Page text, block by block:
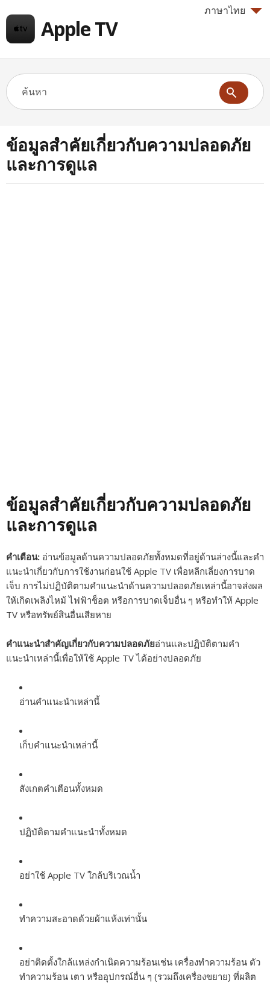
ภาษาไทย
Apple TV
ข้อมูลสำคัยเกี่ยวกับความปลอดภัย
และการดูแล
ข้อมูลสำคัยเกี่ยวกับความปลอดภัย
และการดูแล
คำเตือน: อ่านข้อมูลด้านความปลอดภัยทั้งหมดที่อยู่ด้านล่างนี้และคำ
แนะนำเกี่ยวกับการใช้งานก่อนใช้ Apple TV เพื่อหลีกเลี่ยงการบาด
เจ็บ การไม่ปฏิบัติตามคำแนะนำด้านความปลอดภัยเหล่านี้อาจส่งผล
ให้เกิดเพลิงไหม้ ไฟฟ้าช็อต หรือการบาดเจ็บอื่น ๆ หรือทำให้ Apple
TV หรือทรัพย์สินอื่นเสียหาย
คำแนะนำสำคัญเกี่ยวกับความปลอดภัยอ่านและปฏิบัติตามคำ
แนะนำเหล่านี้เพื่อให้ใช้ Apple TV ได้อย่างปลอดภัย
อ่านคำแนะนำเหล่านี้
เก็บคำแนะนำเหล่านี้
สังเกตคำเตือนทั้งหมด
ปฏิบัติตามคำแนะนำทั้งหมด
อย่าใช้ Apple TV ใกล้บริเวณน้ำ
ทำความสะอาดด้วยผ้าแห้งเท่านั้น
อย่าติดตั้งใกล้แหล่งกำเนิดความร้อนเช่น เครื่องทำความร้อน ตัว
ทำความร้อน เตา หรืออุปกรณ์อื่น ๆ (รวมถึงเครื่องขยาย) ที่ผลิต